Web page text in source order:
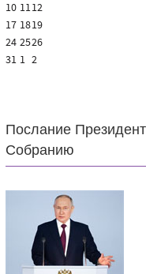
10 1112
17 1819
24 2526
31 1 2
Послание
Собранию